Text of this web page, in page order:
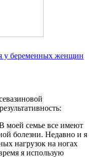
у беременных женщин
моей семье все имеют
болезни. Недавно и я
нагрузок на ногах
я использую